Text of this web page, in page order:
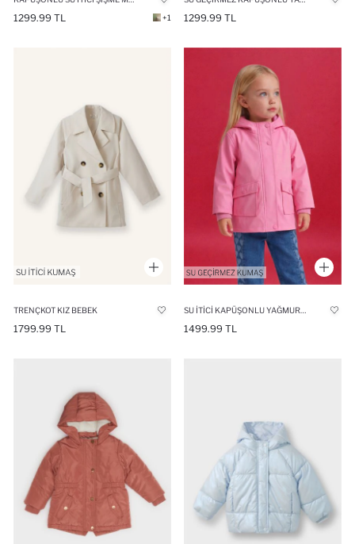
1299.99 TL +1 1299.99 TL
TRENÇKOT KIZ BEBEK
1799.99 TL 1499.99 TL